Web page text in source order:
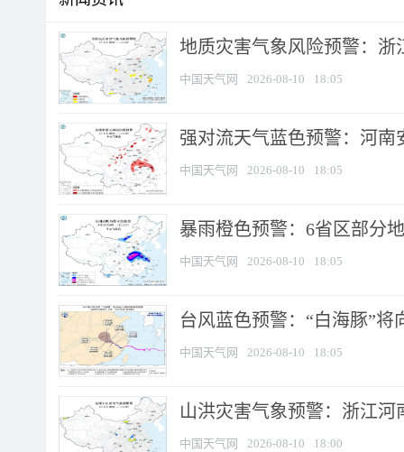
地质灾害气象风险预警：浙
中国天气网 2026-08-10 18:05
强对流天气蓝色预警：河南
中国天气网 2026-08-10 18:05
暴雨橙色预警：6省区部分
中国天气网 2026-08-10 18:05
台风蓝色预警：“白海豚”
中国天气网 2026-08-10 18:05
山洪灾害气象预警：浙江
中国天气网 2026-08-10 18:00